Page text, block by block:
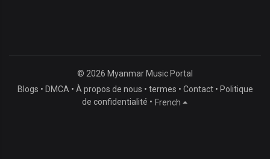
© 2026 Myanmar Music Portal
Blogs • DMCA• À propos de nous • termes • Contact• Politique
de confidentialité • French